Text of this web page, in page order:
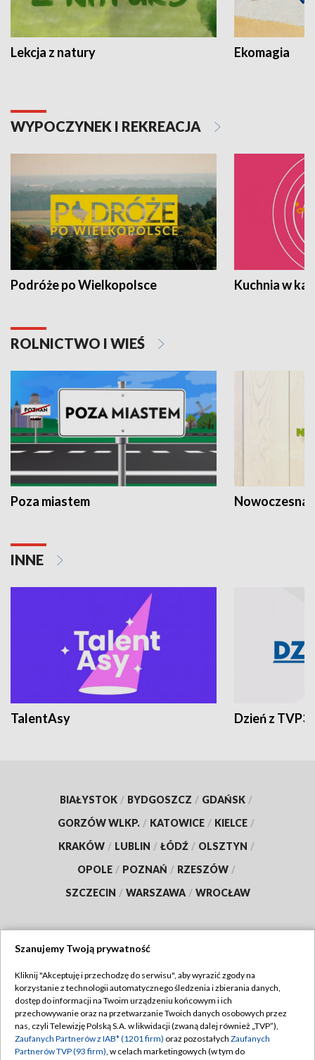
Lekcja z natury Ekomagia
WYPOCZYNEK I REKREACJA
Podróże po Wielkopolsce Kuchnia w
ROLNICTWO I WIEŚ
Poza miastem Nowoczesna
INNE
TalentAsy Dzień z TVP3
BIAŁYSTOK / BYDGOSZCZ / GDAŃSK /
GORZÓW WLKP. / KATOWICE / KIELCE /
KRAKÓW / LUBLIN / ŁÓDŹ / OLSZTYN /
OPOLE / POZNAŃ / RZESZÓW /
SZCZECIN / WARSZAWA / WROCŁAW
TVP
Abonament TVP
Emisja w TVP
Regulamin TVP
Polityka prywatności
Szanujemy Twoją prywatność
Kliknij "Akceptuję i przechodzę do serwisu", aby wyrazić zgody na
korzystanie z technologii automatycznego śledzenia i zbierania danych,
dostęp do informacji na Twoim urządzeniu końcowym i ich
przechowywanie oraz na przetwarzanie Twoich danych osobowych przez
nas, czyli Telewizję Polską S.A. w likwidacji (zwaną dalej również „TVP”),
Zaufanych Partnerów z IAB* (1201 firm) oraz pozostałych Zaufanych
Partnerów TVP (93 firm), w celach marketingowych (w tym do